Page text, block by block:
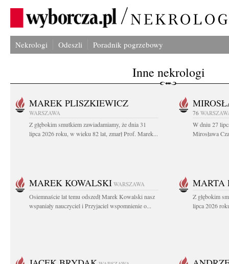
Nekrologi Odeszli Poradnik pogrzebowy
Inne nekrologi
MAREK PLISZKIEWICZ
WARSZAWA
Z głębokim smutkiem zawiadamiamy, że dnia 31
lipca 2026 roku, w wieku 82 lat, zmarł Prof. Marek...
76
W dniu 27
Mirosława
MAREK KOWALSKI WARSZAWA
Osiemnaście lat temu odszedł Marek Kowalski nasz
wspaniały nauczyciel i Przyjaciel wspomnienie o...
MARTA
Z głębokim
lipca 2026